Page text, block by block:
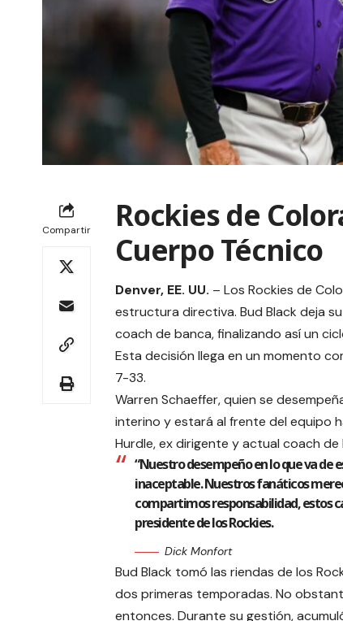
Compartir
Rockies de
Cuerpo Técnico
Denver, EE. UU. – Los Rockies de
estructura directiva. Bud Black deja
coach de banca, finalizando así un
Esta decisión llega en un momento
7-33.
Warren Schaeffer, quien se
interino y estará al frente del equipo
Hurdle, ex dirigente y actual coach
“Nuestro desempeño en lo que va de
inaceptable. Nuestros fanáticos
compartimos responsabilidad, estos
presidente de los Rockies.
Dick Monfort
Bud Black tomó las riendas de los
dos primeras temporadas. No
entonces. Durante su gestión,